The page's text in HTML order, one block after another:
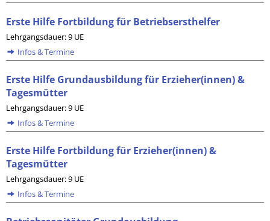
Erste Hilfe Fortbildung für Betriebsersthelfer
Lehrgangsdauer: 9 UE
Infos & Termine
Erste Hilfe Grundausbildung für Erzieher(innen) &
Tagesmütter
Lehrgangsdauer: 9 UE
Infos & Termine
Erste Hilfe Fortbildung für Erzieher(innen) &
Tagesmütter
Lehrgangsdauer: 9 UE
Infos & Termine